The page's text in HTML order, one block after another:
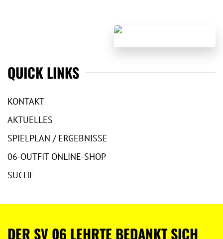
QUICK LINKS
KONTAKT
AKTUELLES
SPIELPLAN / ERGEBNISSE
06-OUTFIT ONLINE-SHOP
SUCHE
DER SV 06 LEHRTE BEDANKT SICH